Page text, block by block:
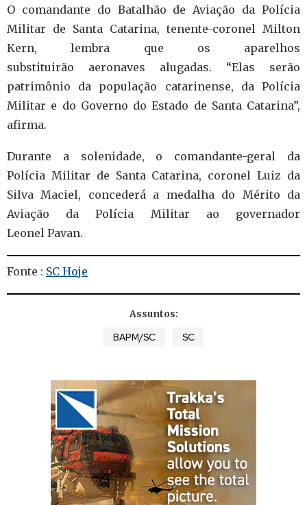
O comandante do Batalhão de Aviação da Polícia
Militar de Santa Catarina, tenente-coronel Milton
Kern, lembra que os aparelhos
substituirão aeronaves alugadas. “Elas serão
patrimônio da população catarinense, da Polícia
Militar e do Governo do Estado de Santa Catarina”,
afirma.
Durante a solenidade, o comandante-geral da
Polícia Militar de Santa Catarina, coronel Luiz da
Silva Maciel, concederá a medalha do Mérito da
Aviação da Polícia Militar ao governador
Leonel Pavan.
Fonte : SC Hoje
Assuntos:
BAPM/SC SC